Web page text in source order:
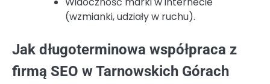
(wzmianki, udziały w ruchu).
Jak długoterminowa współpraca z
firmą SEO w Tarnowskich Górach